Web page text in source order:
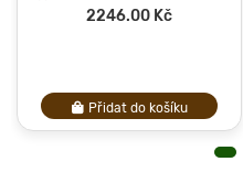
2246.00 Kč
Přidat do košíku